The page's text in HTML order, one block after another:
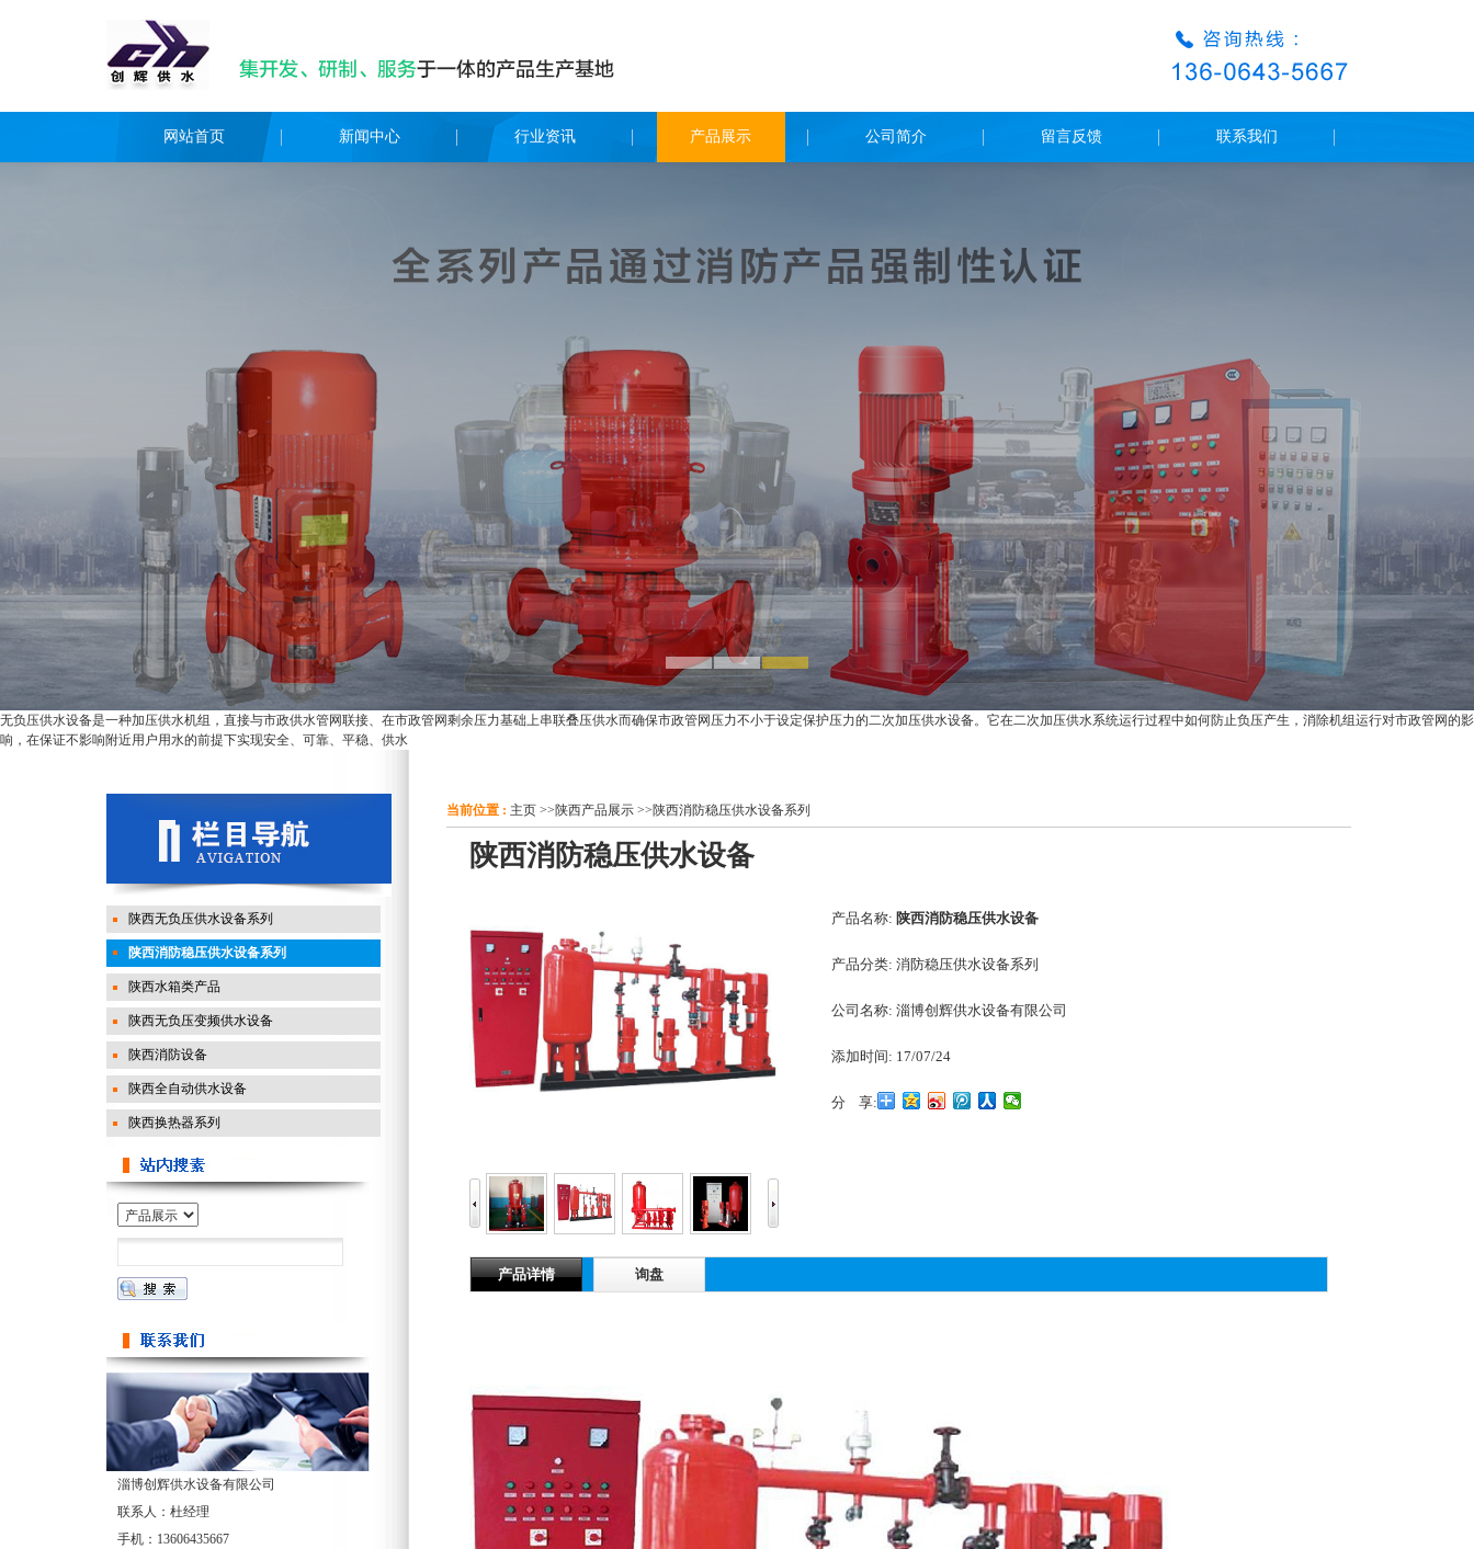
网站首页 新闻中心 行业资讯 产品展示 公司简介 留言反馈 联系我们
2
无负压供水设备是一种加压供水机组，直接与市政供水管网联接、在市政管网剩余压力基础上串联叠压供水而确保市政管网压力不小于设定保护压力的二次加压供水设备。它在二次加压供水系统运行过程中如何防止负压产生，消除机组运行对市政管网的影
响，在保证不影响附近用户用水的前提下实现安全、可靠、平稳、供水
当前位置 : 主页 >>陕西产品展示 >>陕西消防稳压供水设备系列
陕西消防稳压供水设备
产品名称: 陕西消防稳压供水设备
产品分类: 消防稳压供水设备系列
公司名称: 淄博创辉供水设备有限公司
添加时间: 17/07/24
分 享:
产品详情 询盘
陕西无负压供水设备系列
陕西消防稳压供水设备系列
陕西水箱类产品
陕西无负压变频供水设备
陕西消防设备
陕西全自动供水设备
陕西换热器系列
淄博创辉供水设备有限公司
联系人：杜经理
手机：13606435667